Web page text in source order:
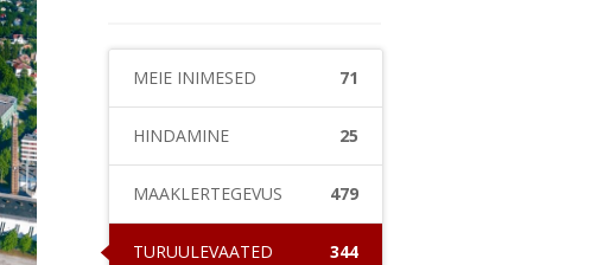
MEIE INIMESED 71
HINDAMINE 25
MAAKLERTEGEVUS 479
TURUÜLEVAATED 344